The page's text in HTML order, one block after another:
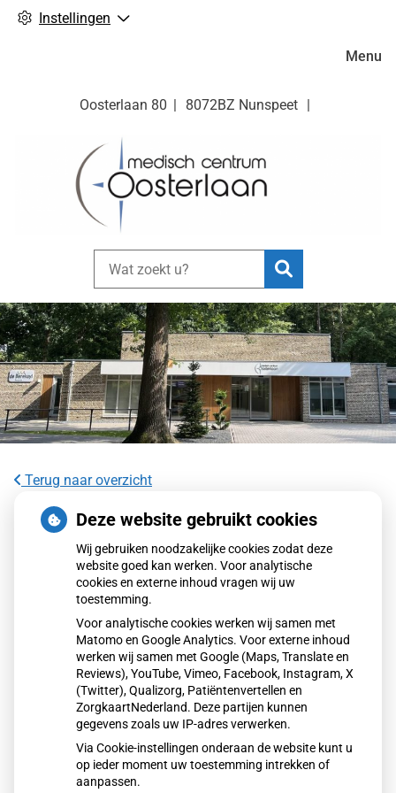
Instellingen
Oosterlaan 80 8072BZ Nunspeet
Zoeken
Menu
Terug naar overzicht
Terugroepactie babyvoeding Nestlé:
bacterie kan baby’s ziek maken
Nestlé roept de babyvoeding Little Steps 1 en Alfamino
terug vanwege mogelijke aanwezigheid van de bacterie
Bacillus cereus. Het gaat om een voorzorgsmaatregel; er
zijn geen zieke baby’s gemeld. Ouders wordt geadviseerd
de producten niet te gebruiken en terug te brengen, waarna
zij het aankoopbedrag terugkrijgen.
Lees het hele artikel op: Nationale zorggids
Publicatiedatum:06-01-2026
Deze website gebruikt cookies
Wij gebruiken noodzakelijke cookies zodat deze
website goed kan werken. Voor analytische
cookies en externe inhoud vragen wij uw
toestemming.
Voor analytische cookies werken wij samen met
Matomo en Google Analytics. Voor externe inhoud
werken wij samen met Google (Maps, Translate en
Reviews), YouTube, Vimeo, Facebook, Instagram, X
(Twitter), Qualizorg, Patiëntenvertellen en
ZorgkaartNederland. Deze partijen kunnen
gegevens zoals uw IP-adres verwerken.
Via Cookie-instellingen onderaan de website kunt u
op ieder moment uw toestemming intrekken of
aanpassen.